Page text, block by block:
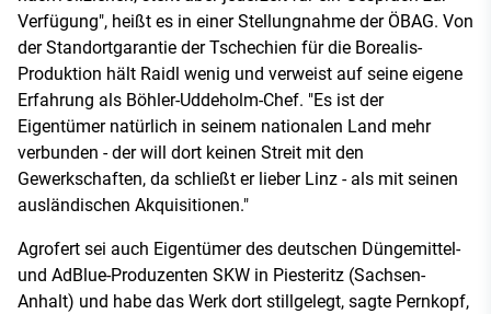
Verfügung", heißt es in einer Stellungnahme der ÖBAG. Von
der Standortgarantie der Tschechien für die Borealis-
Produktion hält Raidl wenig und verweist auf seine eigene
Erfahrung als Böhler-Uddeholm-Chef. "Es ist der
Eigentümer natürlich in seinem nationalen Land mehr
verbunden - der will dort keinen Streit mit den
Gewerkschaften, da schließt er lieber Linz - als mit seinen
ausländischen Akquisitionen."
Agrofert sei auch Eigentümer des deutschen Düngemittel-
und AdBlue-Produzenten SKW in Piesteritz (Sachsen-
Anhalt) und habe das Werk dort stillgelegt, sagte Pernkopf,